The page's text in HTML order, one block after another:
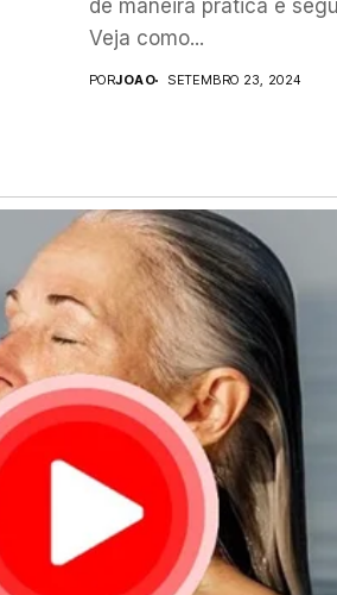
de maneira prática e
Veja como...
PORJOAO SETEMBRO 23, 2024